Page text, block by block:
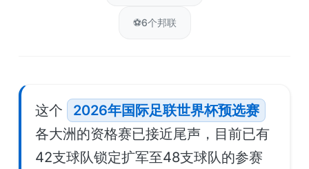
⚽6个邦联
这个
2026年国际足联世界杯预选赛
各大洲的资格赛已接近尾声，目前已有
42支球队锁定扩军至48支球队的参赛